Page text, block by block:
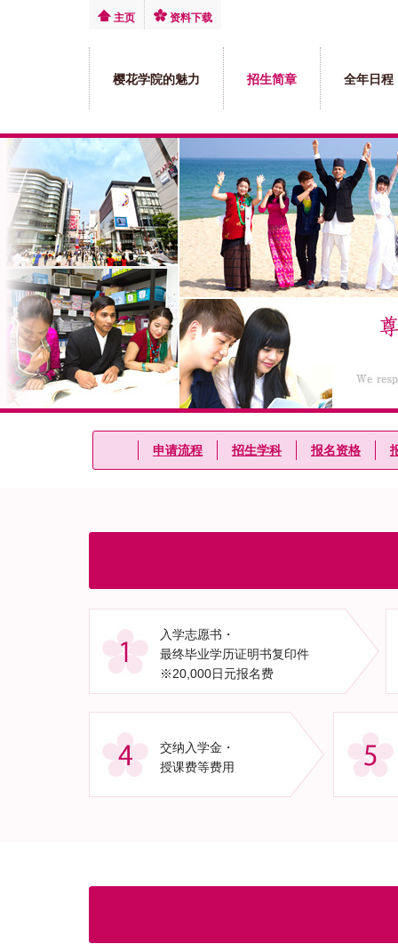
主页 资料下载
樱花学院的魅力 招生简章 全年日程
申请流程 招生学科 报名资格
入学志愿书・
最终毕业学历证明书复印件
※20,000日元报名费
交纳入学金・
授课费等费用